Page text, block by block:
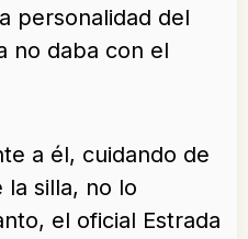
personalidad del
no daba con el
a él, cuidando de
la silla, no lo
el oficial Estrada